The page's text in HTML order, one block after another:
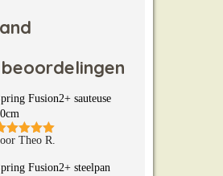
Fusion2+ sauteuse
Theo R.
Fusion2+ steelpan